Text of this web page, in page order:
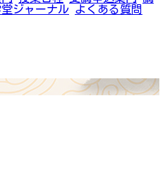
ジャーナル よくある質問